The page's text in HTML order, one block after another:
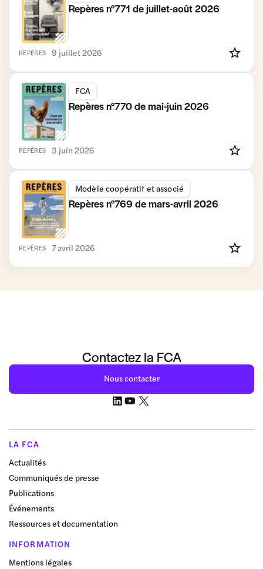
Repères n°771 de juillet-août 2026
REPÈRES 9 juillet 2026
FCA
Repères n°770 de mai-juin 2026
REPÈRES 3 juin 2026
Modèle coopératif et associé
Repères n°769 de mars-avril 2026
REPÈRES 7 avril 2026
Contactez la FCA
Nous contacter
LA FCA
Actualités
Communiqués de presse
Publications
Événements
Ressources et documentation
INFORMATION
Mentions légales